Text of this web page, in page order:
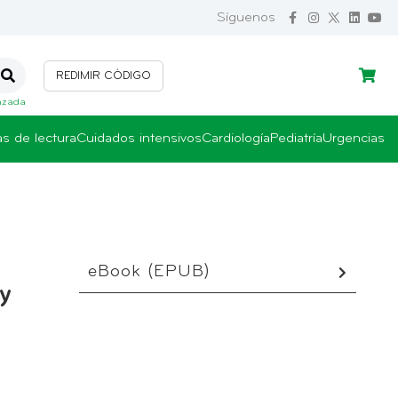
Síguenos
REDIMIR CÓDIGO
de lecturaCuidados intensivosCardiologíaPediatríaUrgencias
eBook (EPUB)